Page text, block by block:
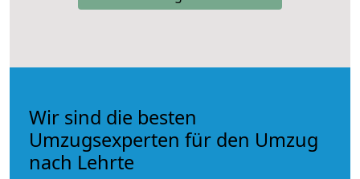
Wir sind die besten
Umzugsexperten für den Umzug
nach Lehrte